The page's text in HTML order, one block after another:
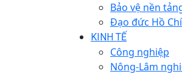
Bảo vệ nền
Đạo đức Hồ
KINH TẾ
Công nghiệp
Nông-Lâm